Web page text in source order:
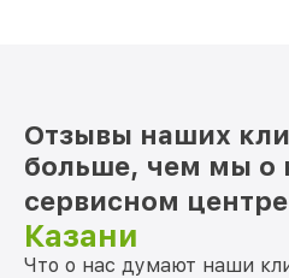
Отзывы наших
больше, чем мы о
сервисном центре
Казани
Что о нас думают наши